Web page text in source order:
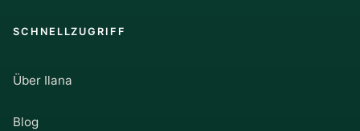
SCHNELLZUGRIFF
Über Ilana
Blog